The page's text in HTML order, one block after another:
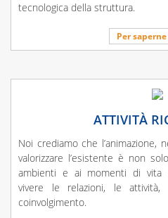
tecnologica della struttura.
Per
ATTIVITÀ
Noi crediamo che l’animazione,
valorizzare l’esistente è non
ambienti e ai momenti di vita
vivere le relazioni, le attività,
coinvolgimento.